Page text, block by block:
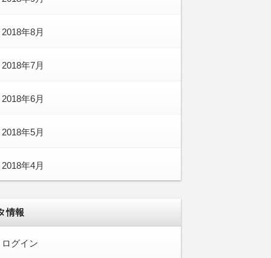
2018年8月
2018年7月
2018年6月
2018年5月
2018年4月
情報
ログイン